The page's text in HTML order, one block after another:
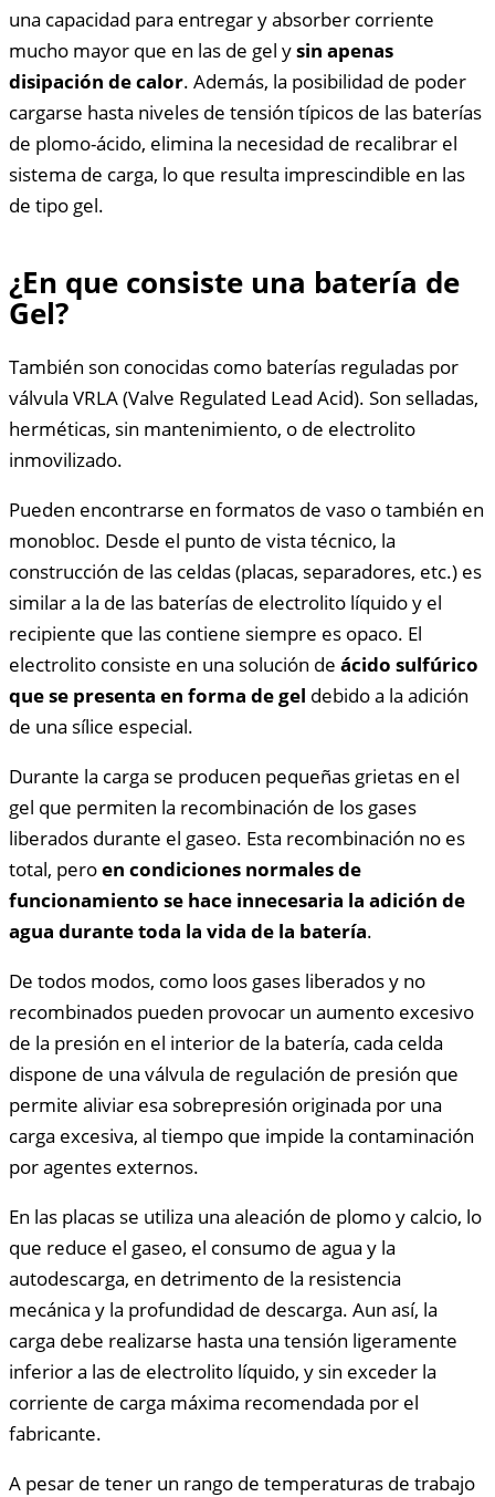
una capacidad para entregar y absorber corriente
mucho mayor que en las de gel ysin apenas
disipación de calor. Además, la posibilidad de poder
cargarse hasta niveles de tensión típicos de las baterías
de plomo-ácido, elimina la necesidad de recalibrar el
sistema de carga, lo que resulta imprescindible en las
de tipo gel.
¿En que consiste una batería de
Gel?
También son conocidas como baterías reguladas por
válvula VRLA (Valve Regulated Lead Acid). Son selladas,
herméticas, sin mantenimiento, o de electrolito
inmovilizado.
Pueden encontrarse en formatos de vaso o también en
monobloc. Desde el punto de vista técnico, la
construcción de las celdas (placas, separadores, etc.) es
similar a la de las baterías de electrolito líquido y el
recipiente que las contiene siempre es opaco. El
electrolito consiste en una solución de ácido sulfúrico
que se presenta en forma de gel debido a la adición
de una sílice especial.
Durante la carga se producen pequeñas grietas en el
gel que permiten la recombinación de los gases
liberados durante el gaseo. Esta recombinación no es
total, peroen condiciones normales de
funcionamiento se hace innecesaria la adición de
agua durante toda la vida de la batería.
De todos modos, como loos gases liberados y no
recombinados pueden provocar un aumento excesivo
de la presión en el interior de la batería, cada celda
dispone de una válvula de regulación de presión que
permite aliviar esa sobrepresión originada por una
carga excesiva, al tiempo que impide la contaminación
por agentes externos.
En las placas se utiliza una aleación de plomo y calcio, lo
que reduce el gaseo, el consumo de agua y la
autodescarga, en detrimento de la resistencia
mecánica y la profundidad de descarga. Aun así, la
carga debe realizarse hasta una tensión ligeramente
inferior a las de electrolito líquido, y sin exceder la
corriente de carga máxima recomendada por el
fabricante.
A pesar de tener un rango de temperaturas de trabajo